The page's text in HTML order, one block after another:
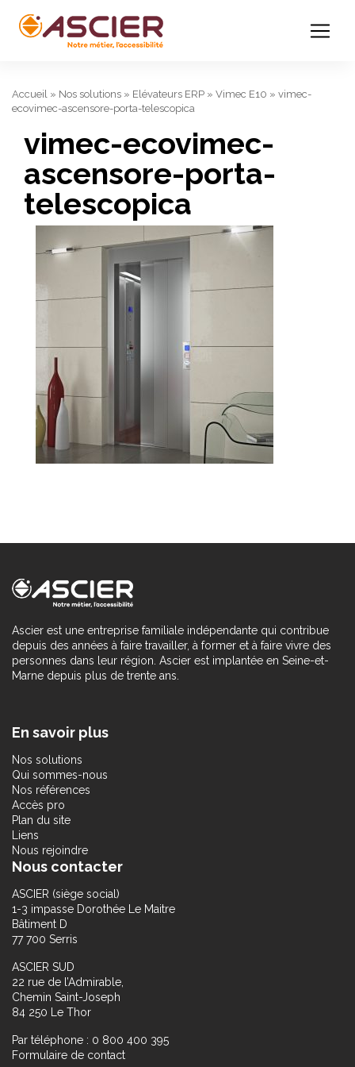
Accueil » Nos solutions » Elévateurs ERP » Vimec E10 » vimec-
ecovimec-ascensore-porta-telescopica
vimec-ecovimec-
ascensore-porta-
telescopica
Ascier est une entreprise familiale indépendante qui contribue
depuis des années à faire travailler, à former et à faire vivre des
personnes dans leur région. Ascier est implantée en Seine-et-
Marne depuis plus de trente ans.
En savoir plus
Nos solutions
Qui sommes-nous
Nos références
Accès pro
Plan du site
Liens
Nous rejoindre
Nous contacter
ASCIER (siège social)
1-3 impasse Dorothée Le Maitre
Bâtiment D
77 700 Serris
ASCIER SUD
22 rue de l’Admirable,
Chemin Saint-Joseph
84 250 Le Thor
Par téléphone : 0 800 400 395
Formulaire de contact